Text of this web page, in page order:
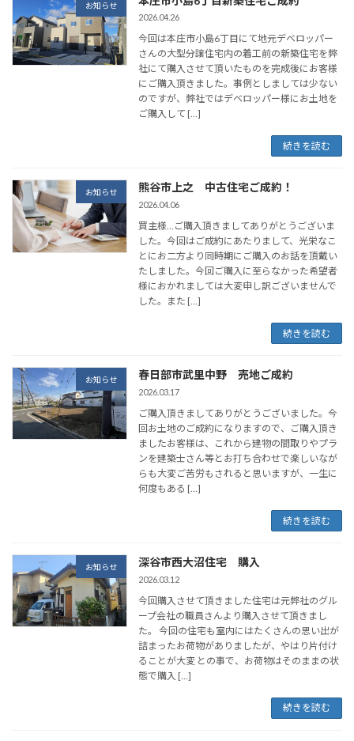
お知らせ
2026.04.26
今回は本庄市小島6丁目にて地元デベロッパー
さんの大型分譲住宅内の着工前の新築住宅を弊
社にて購入させて頂いたものを完成後にお客様
にご購入頂きました。事例としましては少ない
のですが、弊社ではデベロッパー様にお土地を
ご購入して […]
続きを読む
お知らせ 熊谷市上之 中古住宅ご成約！
2026.04.06
買主様…ご購入頂きましてありがとうございま
した。今回はご成約にあたりまして、光栄なこ
とにお二方より同時期にご購入のお話を頂戴い
たしました。今回ご購入に至らなかった希望者
様におかれましては大変申し訳ございませんで
した。また […]
続きを読む
お知らせ 春日部市武里中野 売地ご成約
2026.03.17
ご購入頂きましてありがとうございました。今
回お土地のご成約になりますので、ご購入頂き
ましたお客様は、これから建物の間取りやプラ
ンを建築士さん等とお打ち合わせで楽しいなが
らも大変ご苦労もされると思いますが、一生に
何度もある […]
続きを読む
お知らせ 深谷市西大沼住宅 購入
2026.03.12
今回購入させて頂きました住宅は元弊社のグル
ープ会社の職員さんより購入させて頂きまし
た。 今回の住宅も室内にはたくさんの思い出が
詰まったお荷物がありましたが、やはり片付け
ることが大変 との事で、お荷物はそのままの状
態で購入 […]
続きを読む